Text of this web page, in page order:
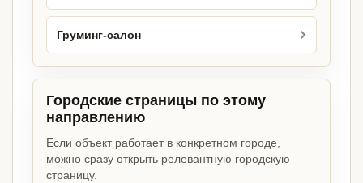
Груминг-салон
Городские страницы по этому
направлению
Если объект работает в конкретном городе,
можно сразу открыть релевантную городскую
страницу.